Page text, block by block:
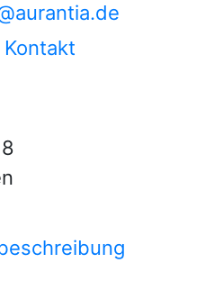
Kontakt